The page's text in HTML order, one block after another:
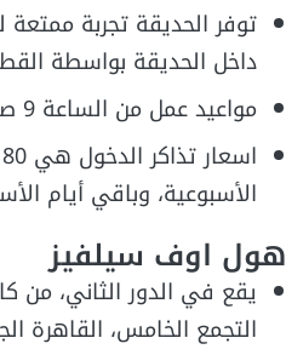
توفر الحديقة تجربة ممتعة
داخل الحديقة بواسطة
مواعيد عمل من الساعة 9 صباحًا حتى 11 مساءًا.
الأسبوعية، وباقي أيام الأسبوع 70
هول اوف سيلفيز
يقع في الدور الثاني، من
التجمع الخامس، القاهرة